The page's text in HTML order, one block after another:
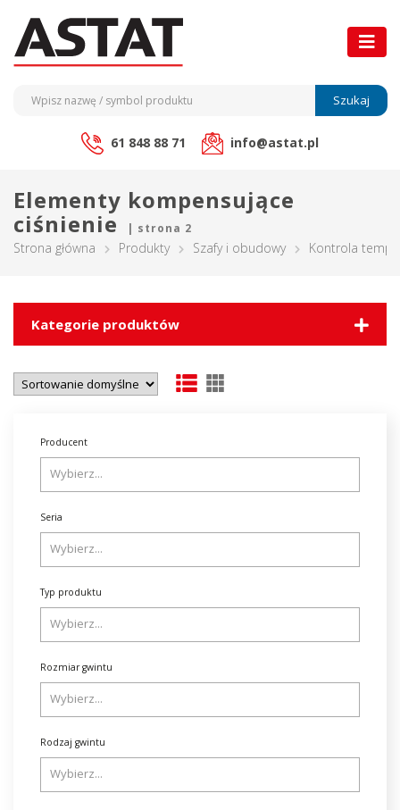
Szukaj
61 848 88 71 info@astat.pl
Elementy kompensujące
ciśnienie
| strona 2
Strona główna Produkty Szafy i obudowy Kontrola
Kategorie produktów
Producent
Seria
Typ produktu
Rozmiar gwintu
Rodzaj gwintu